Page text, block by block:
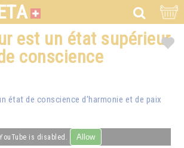
est un état supérieur
conscience
état de conscience d'harmonie et de paix
is disabled. Allow